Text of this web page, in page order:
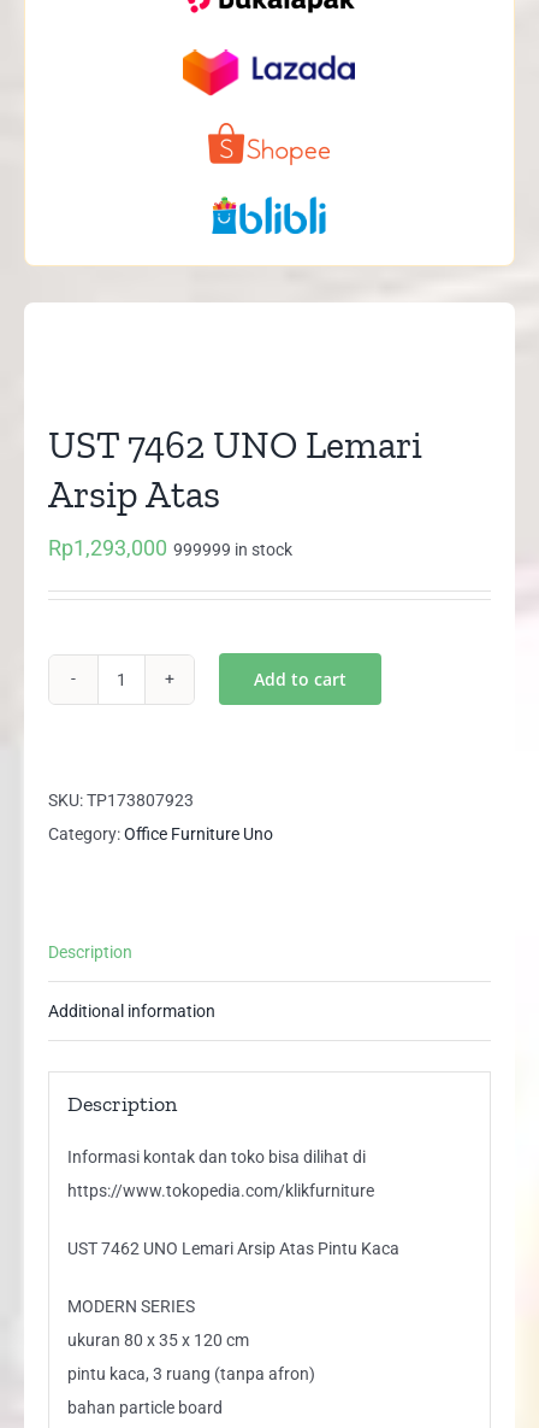
UST 7462 UNO Lemari
Arsip Atas
Rp1,293,000 999999 in stock
Lemari
Arsip
Add to cart
SKU:TP173807923
Category:Office Furniture Uno
Description
Additional information
Description
Informasi kontak dan toko bisa dilihat di
https://www.tokopedia.com/klikfurniture
UST 7462 UNO Lemari Arsip Atas Pintu Kaca
MODERN SERIES
ukuran 80 x 35 x 120 cm
pintu kaca, 3 ruang (tanpa afron)
bahan particle board